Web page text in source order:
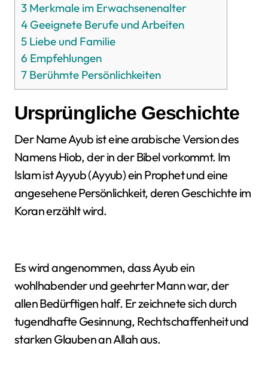
3 Merkmale im Erwachsenenalter
4 Geeignete Berufe und Arbeiten
5 Liebe und Familie
6 Empfehlungen
7 Berühmte Persönlichkeiten
Ursprüngliche Geschichte
Der Name Ayub ist eine arabische Version des
Namens Hiob, der in der Bibel vorkommt. Im
Islam ist Ayyub (Ayyub) ein Prophet und eine
angesehene Persönlichkeit, deren Geschichte im
Koran erzählt wird.
Es wird angenommen, dass Ayub ein
wohlhabender und geehrter Mann war, der
allen Bedürftigen half. Er zeichnete sich durch
tugendhafte Gesinnung, Rechtschaffenheit und
starken Glauben an Allah aus.